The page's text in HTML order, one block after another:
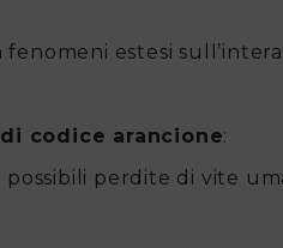
fenomeni estesi
codice arancione:
perdite di vite